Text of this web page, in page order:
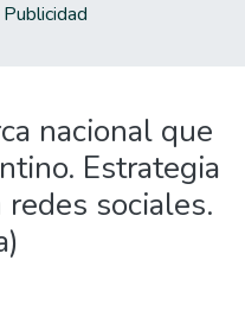
Publicidad
nacional que
Estrategia
sociales.